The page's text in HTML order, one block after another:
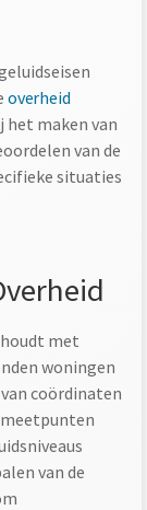
overheid
het maken van
van de
situaties
met
woningen
coördinaten
van de